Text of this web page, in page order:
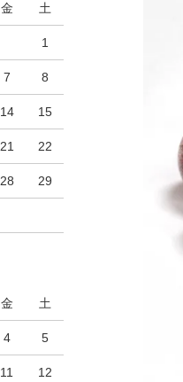
金 土
1
7 8
14 15
21 22
28 29
金 土
4 5
11 12